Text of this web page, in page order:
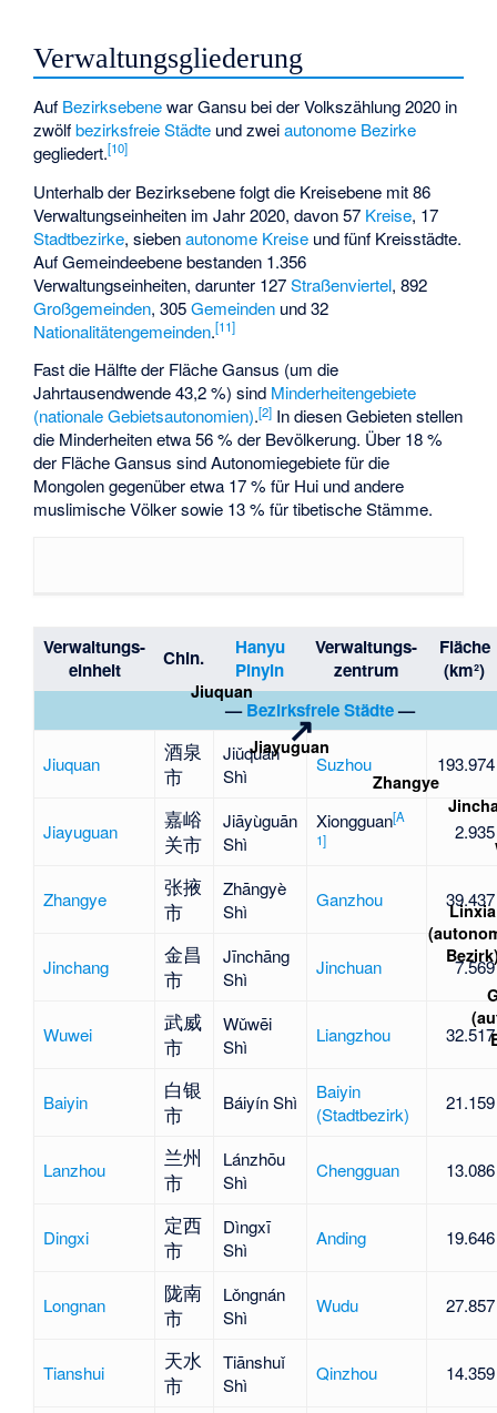
Verwaltungsgliederung
Auf Bezirksebenewar Gansu bei der Volkszählung 2020 in
zwölfbezirksfreie Städte und zweiautonome Bezirke
gegliedert.[10]
Unterhalb der Bezirksebene folgt die Kreisebene mit 86
Verwaltungseinheiten im Jahr 2020, davon 57 Kreise, 17
Stadtbezirke, siebenautonome Kreise und fünf Kreisstädte.
Auf Gemeindeebene bestanden 1.356
Verwaltungseinheiten, darunter 127Straßenviertel, 892
Großgemeinden, 305Gemeinden und 32
Nationalitätengemeinden.[11]
Fast die Hälfte der Fläche Gansus (um die
Jahrtausendwende 43,2 %) sind Minderheitengebiete
(nationale Gebietsautonomien).[2] In diesen Gebieten stellen
die Minderheiten etwa 56 % der Bevölkerung. Über 18 %
der Fläche Gansus sind Autonomiegebiete für die
Mongolen gegenüber etwa 17 % für Hui und andere
muslimische Völker sowie 13 % für tibetische Stämme.
↗
Jiayuguan
Zhangye
Jiuquan
Linxia
Verwaltungs-
einheit
Chin.
Hanyu
Pinyin
Verwaltungs-
zentrum
Fläche
(km²)
—Bezirksfreie Städte—
Jiuquan
酒泉
市
Jiǔquán
Shì
Suzhou 193.974
Jiayuguan
嘉峪
关市
Jiāyùguān
Shì
Xiongguan[A
1] 2.935
Zhangye
张掖
市
Zhāngyè
Shì
Ganzhou 39.437
Jinchang
金昌
市
Jīnchāng
Shì
Jinchuan 7.569
Wuwei
武威
市
Wǔwēi
Shì
Liangzhou 32.517
Baiyin
白银
市
Báiyín Shì
Baiyin
(Stadtbezirk)
21.159
Lanzhou
兰州
市
Lánzhōu
Shì
Chengguan 13.086
Dingxi
定西
市
Dìngxī
Shì
Anding 19.646
Longnan
陇南
市
Lǒngnán
Shì
Wudu 27.857
Tianshui
天水
市
Tiānshuǐ
Shì
Qinzhou 14.359